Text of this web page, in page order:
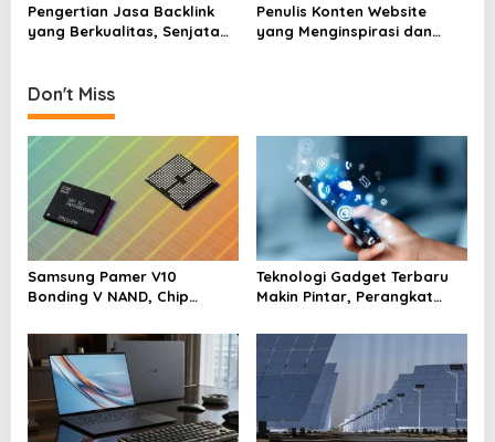
v
i
g
a
t
i
o
n
Pengertian Jasa Backlink
yang Berkualitas, Senjata
Penulis Konten Website
yang Menginspirasi dan
Don't Miss
Samsung Pamer V10
Bonding V NAND, Chip
400 Lapis
Teknologi Gadget Terbaru
Makin Pintar, Perangkat
Hidup Harian